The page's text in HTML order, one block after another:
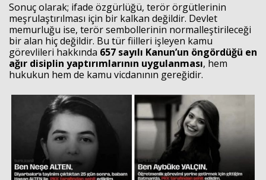
Sonuç olarak; ifade özgürlüğü, terör örgütlerinin
meşrulaştırılması için bir kalkan değildir. Devlet
memurluğu ise, terör sembollerinin normalleştirileceği
bir alan hiç değildir. Bu tür fiilleri işleyen kamu
görevlileri hakkında 657 sayılı Kanun’un öngördüğü en
ağır disiplin yaptırımlarının uygulanması, hem
hukukun hem de kamu vicdanının gereğidir.